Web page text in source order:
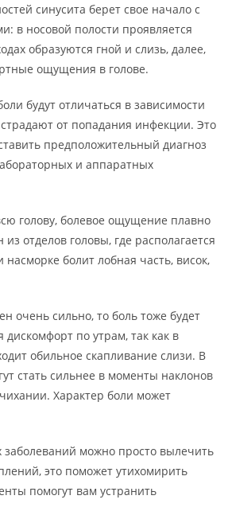
синусита берет свое начало с
в носовой полости проявляется
образуются гной и слизь, далее,
ощущения в голове.
будут отличаться в зависимости
страдают от попадания инфекции. Это
предположительный диагноз
и аппаратных
голову, болевое ощущение плавно
отделов головы, где располагается
болит лобная часть, висок,
очень сильно, то боль тоже будет
по утрам, так как в
обильное скапливание слизи. В
стать сильнее в моменты наклонов
Характер боли может
заболеваний можно просто вылечить
это поможет утихомирить
помогут вам устранить